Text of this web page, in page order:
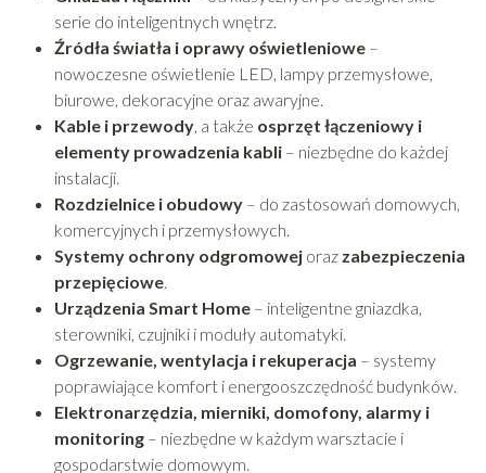
serie do inteligentnych wnętrz.
Źródła światła i oprawy oświetleniowe–
nowoczesne oświetlenie LED, lampy przemysłowe,
biurowe, dekoracyjne oraz awaryjne.
Kable i przewody, a także osprzęt łączeniowy i
elementy prowadzenia kabli– niezbędne do każdej
instalacji.
Rozdzielnice i obudowy– do zastosowań domowych,
komercyjnych i przemysłowych.
Systemy ochrony odgromowejoraz zabezpieczenia
przepięciowe.
Urządzenia Smart Home– inteligentne gniazdka,
sterowniki, czujniki i moduły automatyki.
Ogrzewanie, wentylacja i rekuperacja – systemy
poprawiające komfort i energooszczędność budynków.
Elektronarzędzia, mierniki, domofony, alarmy i
monitoring– niezbędne w każdym warsztacie i
gospodarstwie domowym.